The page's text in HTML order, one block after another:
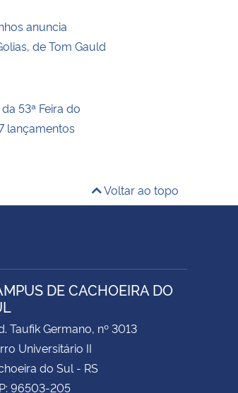
anuncia
de Tom Gauld
53ª Feira do
lançamentos
Voltar ao topo
DE CACHOEIRA DO
Taufik Germano, nº 3013
Universitário II
do Sul - RS
96503-205